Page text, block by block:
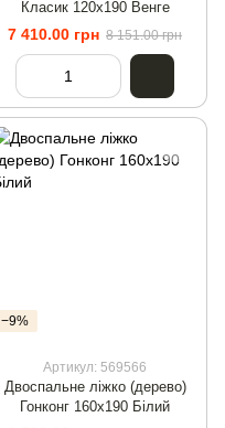
Класик 120х190 Венге
7 410.00 грн 8 151.00 грн
−9%
Артикул: 569566
Двоспальне ліжко (дерево)
Гонконг 160х190 Білий